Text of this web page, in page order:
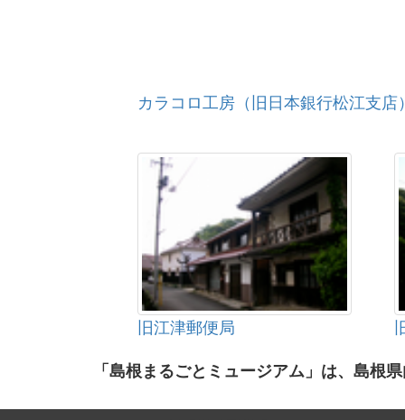
カラコロ工房（旧日本銀行松江支店
旧江津郵便局
「島根まるごとミュージアム」は、島根